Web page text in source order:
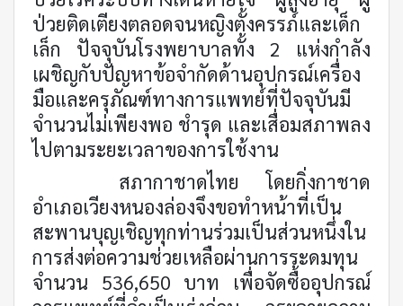
ป่วยติดเตียงตลอดจนหญิงตั้งครรภ์และเด็ก
เล็ก ปัจจุบันโรงพยาบาลทั้ง 2 แห่งกำลัง
เผชิญกับปัญหาข้อจำกัดด้านอุปกรณ์เครื่อง
มือและครุภัณฑ์ทางการแพทย์ที่ปัจจุบันมี
จำนวนไม่เพียงพอ ชำรุด และเสื่อมสภาพลง
ไปตามระยะเวลาของการใช้งาน
สภากาชาดไทย โดยกิ่งกาชาด
อำเภอเวียงหนองล่องจึงขอทำหน้าที่เป็น
สะพานบุญเชิญทุกท่านร่วมเป็นส่วนหนึ่งใน
การส่งต่อความช่วยเหลือผ่านการระดมทุน
จำนวน 536,650 บาท เพื่อจัดซื้ออุปกรณ์